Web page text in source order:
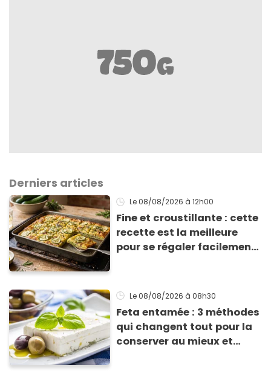
Derniers articles
Le 08/08/2026 à 12h00
Fine et croustillante : cette
recette est la meilleure
pour se régaler facilement
Le 08/08/2026 à 08h30
Feta entamée : 3 méthodes
qui changent tout pour la
conserver au mieux et